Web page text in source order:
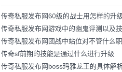
传奇私服发布网60级的战士用怎样的升
传奇私服发布网游戏中的幽鬼评测以及
传奇私服发布网团战中站位对不管什么
传奇sf前期的技能是通过什么进行升级
传奇私服发布网boss玛雅龙王的具体解